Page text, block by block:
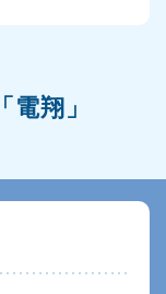
翔」